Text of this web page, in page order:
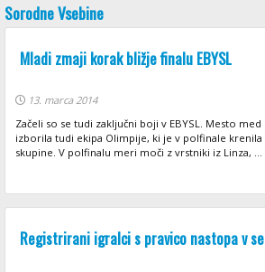
Sorodne Vsebine
Mladi zmaji korak bližje finalu EBYSL
13. marca 2014
Začeli so se tudi zaključni boji v EBYSL. Mesto
izborila tudi ekipa Olimpije, ki je v polfinale krenila
skupine. V polfinalu meri moči z vrstniki iz Linza, ...
Registrirani igralci s pravico nastopa v